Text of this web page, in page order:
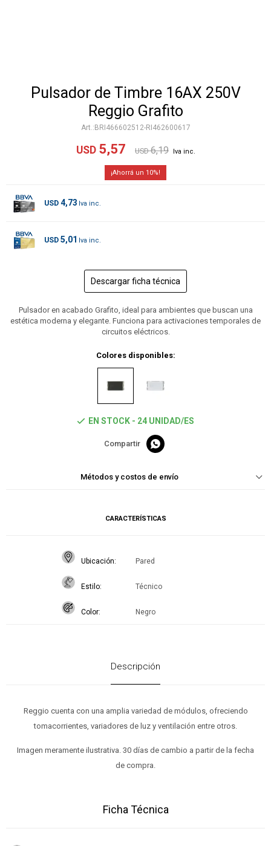
Pulsador de Timbre 16AX 250V
Reggio Grafito
BRI466602512-RI462600617
USD 5,57 USD 6,19
10
USD 4,73
USD 5,01
Descargar ficha técnica
Pulsador en acabado Grafito, ideal para ambientes que buscan una
estética moderna y elegante. Funciona para activaciones temporales de
circuitos eléctricos.
Colores disponibles:
EN STOCK - 24 UNIDAD/ES

Métodos y costos de envío
CARACTERÍSTICAS
Ubicación Pared
Estilo Técnico
Color Negro
Descripción
Reggio cuenta con una amplia variedad de módulos, ofreciendo
tomacorrientes, variadores de luz y ventilación entre otros.
Imagen meramente ilustrativa. 30 días de cambio a partir de la fecha
de compra.
Ficha Técnica